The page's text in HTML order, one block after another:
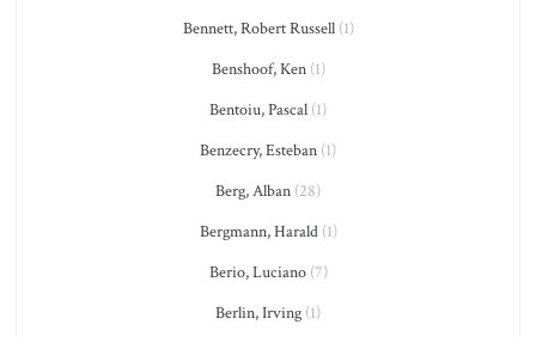
Bennett, Robert Russell(1)
Benshoof, Ken(1)
Bentoiu, Pascal (1)
Benzecry, Esteban (1)
Berg, Alban (28)
Bergmann, Harald(1)
Berio, Luciano(7)
Berlin, Irving (1)